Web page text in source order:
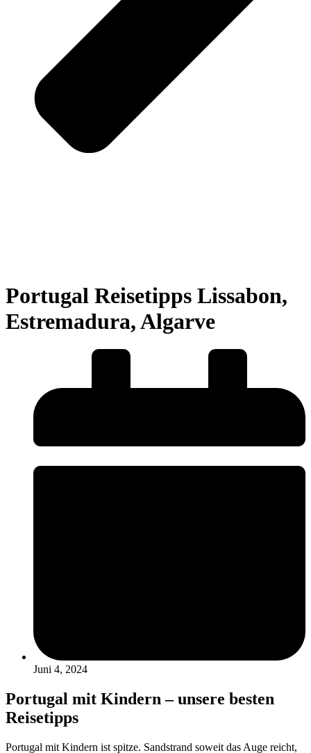
Portugal Reisetipps Lissabon,
Estremadura, Algarve
Juni 4, 2024
Portugal mit Kindern – unsere besten
Reisetipps
Portugal mit Kindern ist spitze. Sandstrand soweit das Auge reicht,